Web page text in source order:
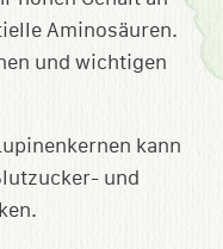
Aminosäuren.
und wichtigen
kann
und